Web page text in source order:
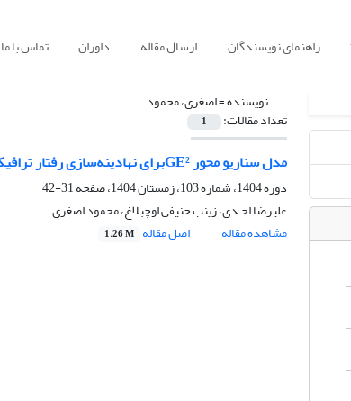
راهنمای نویسندگان ارسال مقاله داوران تماس با ما
نویسنده =اصغری، محمود
تعداد مقالات: 1
مدل سناریو محورGE²برای نهادینهسازی رفتار
دوره 1404، شماره 103، زمستان 1404، صفحه
31-42
علیرضا احـدی، زینب حنیفی اوچبلاغ، محمود اصغری
مشاهده مقاله
اصل مقاله 1.26 M